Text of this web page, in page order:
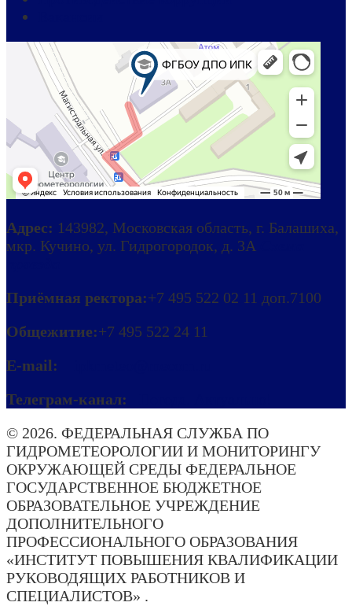
Адрес: 143982, Московская область, г. Балашиха,
мкр. Кучино, ул. Гидрогородок, д. 3А
Приёмная ректора:+7 495 522 02 11 доп.7100
Общежитие:+7 495 522 24 11
E-mail:
Телеграм-канал:
© 2026. ФЕДЕРАЛЬНАЯ СЛУЖБА ПО
ГИДРОМЕТЕОРОЛОГИИ И МОНИТОРИНГУ
ОКРУЖАЮЩЕЙ СРЕДЫ ФЕДЕРАЛЬНОЕ
ГОСУДАРСТВЕННОЕ БЮДЖЕТНОЕ
ОБРАЗОВАТЕЛЬНОЕ УЧРЕЖДЕНИЕ
ДОПОЛНИТЕЛЬНОГО
ПРОФЕССИОНАЛЬНОГО ОБРАЗОВАНИЯ
«ИНСТИТУТ ПОВЫШЕНИЯ КВАЛИФИКАЦИИ
РУКОВОДЯЩИХ РАБОТНИКОВ И
СПЕЦИАЛИСТОВ» .